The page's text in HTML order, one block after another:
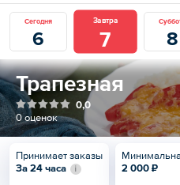
Сегодня
6
Завтра
7 8
Трапезная
0,0
0 оценок
Принимает заказы
За 24 часа
2 000 ₽